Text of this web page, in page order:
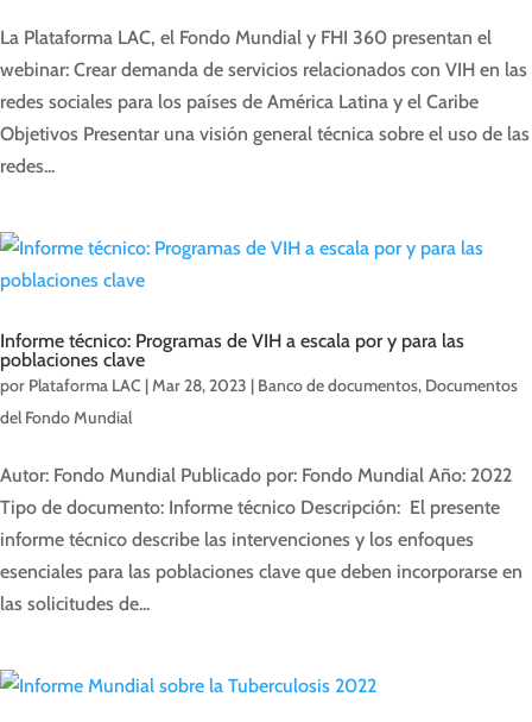
La Plataforma LAC, el Fondo Mundial y FHI 360 presentan el
webinar: Crear demanda de servicios relacionados con VIH en las
redes sociales para los países de América Latina y el Caribe
Objetivos Presentar una visión general técnica sobre el uso de las
redes...
Informe técnico: Programas de VIH a escala por y para las
poblaciones clave
por Plataforma LAC |Mar 28, 2023 | Banco de documentos, Documentos
del Fondo Mundial
Autor: Fondo Mundial Publicado por: Fondo Mundial Año: 2022
Tipo de documento: Informe técnico Descripción: El presente
informe técnico describe las intervenciones y los enfoques
esenciales para las poblaciones clave que deben incorporarse en
las solicitudes de...